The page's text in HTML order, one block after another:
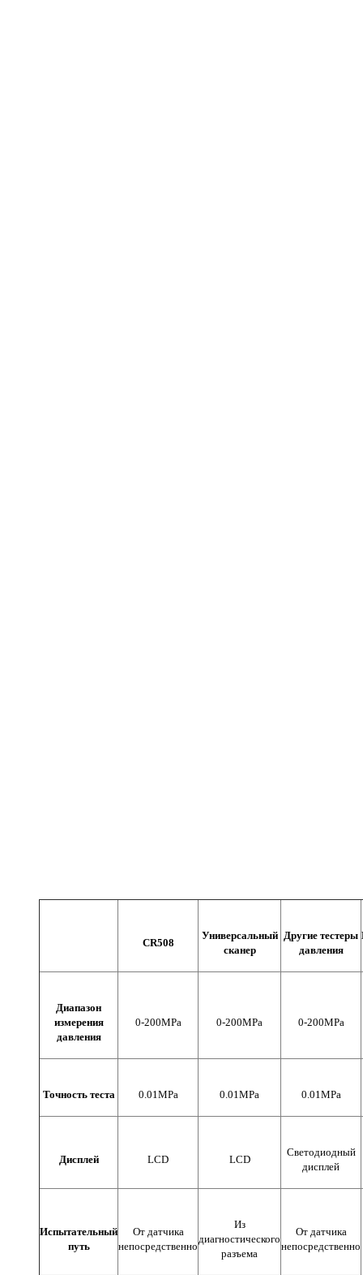
CR508
Универсальный
сканер
Другие тестеры
давления
Диапазон
измерения
давления
0-200MPa 0-200MPa 0-200MPa
Точность теста 0.01MPa 0.01MPa 0.01MPa
Дисплей LCD LCD
Светодиодный
дисплей
Испытательный
путь
От датчика
непосредственно
Из
диагностического
разъема
От датчика
непосредственно